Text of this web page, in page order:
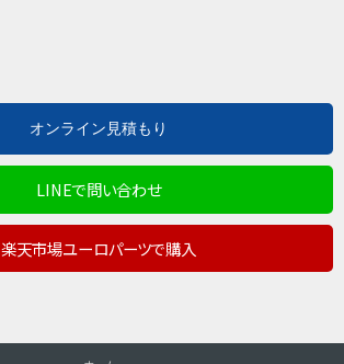
LINEで問い合わせ
楽天市場ユーロパーツで購入